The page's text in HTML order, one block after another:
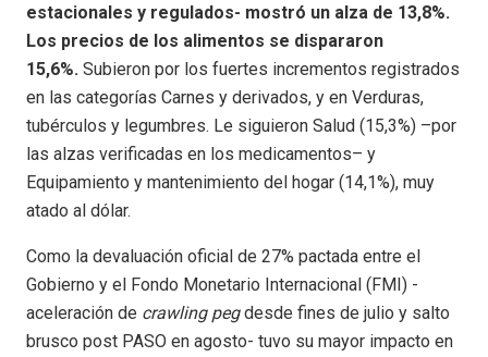
estacionales y regulados- mostró un alza de 13,8%.
Los precios de los alimentos se dispararon
15,6%. Subieron por los fuertes incrementos registrados
en las categorías Carnes y derivados, y en Verduras,
tubérculos y legumbres. Le siguieron Salud (15,3%) –por
las alzas verificadas en los medicamentos– y
Equipamiento y mantenimiento del hogar (14,1%), muy
atado al dólar.
Como la devaluación oficial de 27% pactada entre el
Gobierno y el Fondo Monetario Internacional (FMI) -
aceleración de crawling pegdesde fines de julio y salto
brusco post PASO en agosto- tuvo su mayor impacto en